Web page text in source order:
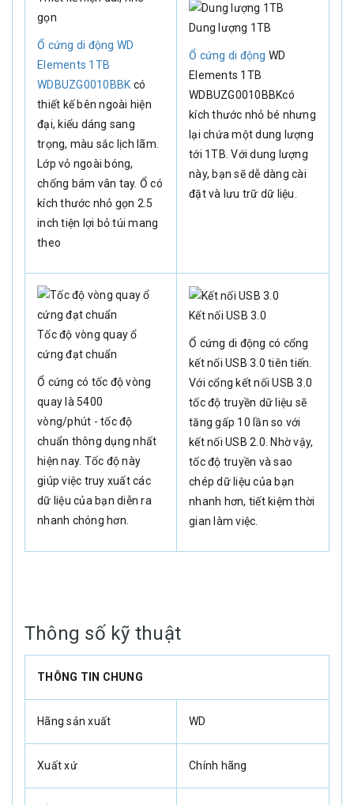
gọn
Ổ cứng di động WD
Elements 1TB
WDBUZG0010BBK có
thiết kế bên ngoài hiện
đại, kiểu dáng sang
trọng, màu sắc lịch lãm.
Lớp vỏ ngoài bóng,
chống bám vân tay. Ổ có
kích thước nhỏ gọn 2.5
inch tiện lợi bỏ túi mang
theo
Dung lượng 1TB
Ổ cứng di động WD
Elements 1TB
WDBUZG0010BBKcó
kích thước nhỏ bé nhưng
lại chứa một dung lượng
tới 1TB. Với dung lượng
này, bạn sẽ dễ dàng cài
đặt và lưu trữ dữ liệu.
Tốc độ vòng quay ổ
cứng đạt chuẩn
Ổ cứng có tốc độ vòng
quay là 5400
vòng/phút - tốc độ
chuẩn thông dụng nhất
hiện nay. Tốc độ này
giúp việc truy xuất các
dữ liệu của bạn diễn ra
nhanh chóng hơn.
Kết nối USB 3.0
Ổ cứng di động có cổng
kết nối USB 3.0 tiên tiến.
Với cổng kết nối USB 3.0
tốc độ truyền dữ liệu sẽ
tăng gấp 10 lần so với
kết nối USB 2.0. Nhờ vậy,
tốc độ truyền và sao
chép dữ liệu của bạn
nhanh hơn, tiết kiệm thời
gian làm việc.
Thông số kỹ thuật
THÔNG TIN CHUNG
Hãng sản xuất WD
Xuất xứ Chính hãng